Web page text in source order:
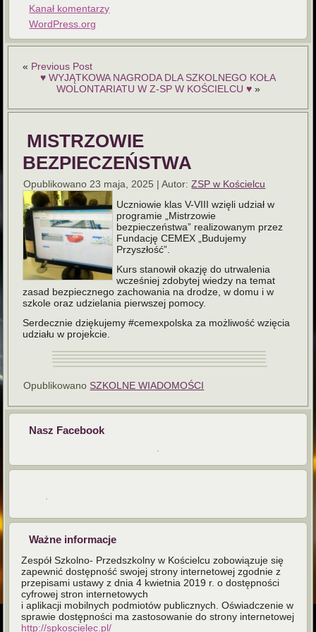
Kanał komentarzy
WordPress.org
« Previous Post
♥️ WYJĄTKOWA NAGRODA DLA SZKOLNEGO KOŁA
WOLONTARIATU W Z-SP W KOŚCIELCU ♥️»
MISTRZOWIE
BEZPIECZEŃSTWA
Opublikowano 23 maja, 2025 |Autor: ZSP w Kościelcu
Uczniowie klas V-VIII wzięli udział w
programie „Mistrzowie
bezpieczeństwa” realizowanym przez
Fundację CEMEX „Budujemy
Przyszłość”.
Kurs stanowił okazję do utrwalenia
wcześniej zdobytej wiedzy na temat
zasad bezpiecznego zachowania na drodze, w domu i w
szkole oraz udzielania pierwszej pomocy.
Serdecznie dziękujemy #cemexpolska za możliwość wzięcia
udziału w projekcie.
Opublikowano SZKOLNE WIADOMOŚCI
Nasz Facebook
Ważne informacje
Zespół Szkolno- Przedszkolny w Kościelcu zobowiązuje się
zapewnić dostępność swojej strony internetowej zgodnie z
przepisami ustawy z dnia 4 kwietnia 2019 r. o dostępności
cyfrowej stron internetowych
i aplikacji mobilnych podmiotów publicznych. Oświadczenie w
sprawie dostępności ma zastosowanie do strony internetowej
http://spkoscielec.pl/